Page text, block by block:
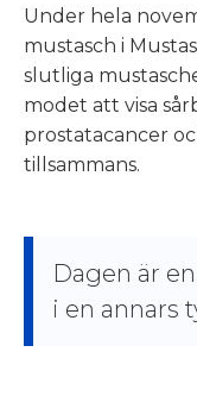
Under hela
mustasch i
slutliga
modet att visa
prostatacancer
tillsammans.
Dagen är
i en annars